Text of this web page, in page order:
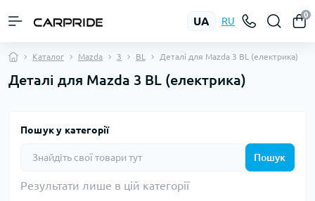
UA RU
0
Каталог Mazda 3 BL Деталі для Mazda 3 BL (електрика)
Деталі для Mazda 3 BL (електрика)
Пошук у категорії
Пошук
Результати лише в цій категорії